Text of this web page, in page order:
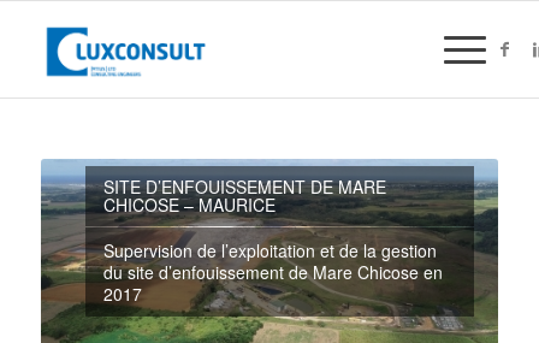
SITE D’ENFOUISSEMENT DE MARE
CHICOSE – MAURICE
Supervision de l’exploitation et de la gestion
du site d’enfouissement de Mare Chicose en
2017